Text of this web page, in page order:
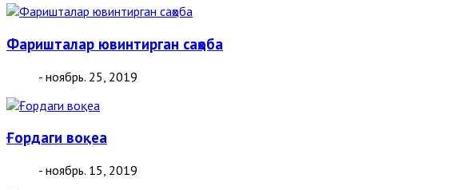
Фаришталар ювинтирган саҳоба
- ноябрь. 25, 2019
Ғордаги воқеа
- ноябрь. 15, 2019